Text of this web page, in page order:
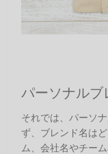
パーソナルブ
それでは、パーソ
ず、ブレンド名は
ム、会社名やチー